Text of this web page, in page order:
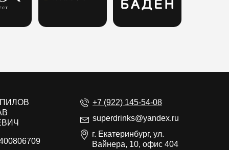
superdrinks@yandex.ru
+7 (922) 145-54-08
г. Екатеринбург, ул.
Вайнера, 10, офис 404